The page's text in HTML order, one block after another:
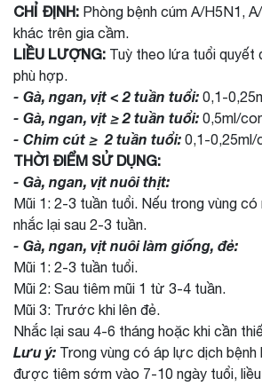
CHỈ ĐỊNH: Phòng bệnh cúm A/H5N1,
khác trên gia cầm.
LIỀU LƯỢNG: Tuỳ theo lứa tuổi quyết
phù hợp.
- Gà, ngan, vịt < 2 tuần tuổi: 0,1-
- Gà, ngan, vịt ≥ 2 tuần tuổi: 0,5ml/
- Chim cút ≥ 2 tuần tuổi: 0,1-0,25ml/
THỜI ĐIỂM SỬ DỤNG:
- Gà, ngan, vịt nuôi thịt:
Mũi 1: 2-3 tuần tuổi. Nếu trong vùng
nhắc lại sau 2-3 tuần.
- Gà, ngan, vịt nuôi làm giống, đẻ:
Mũi 1: 2-3 tuần tuổi.
Mũi 2: Sau tiêm mũi 1 từ 3-4 tuần.
Mũi 3: Trước khi lên đẻ.
Nhắc lại sau 4-6 tháng hoặc khi cần
Lưu ý: Trong vùng có áp lực dịch
được tiêm sớm vào 7-10 ngày tuổi,